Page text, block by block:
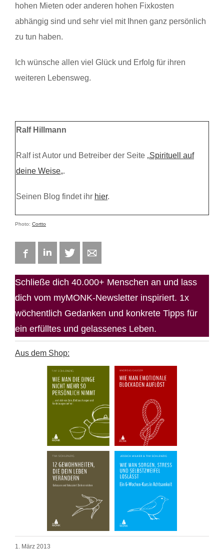
hohen Mieten oder anderen hohen Fixkosten
abhängig sind und sehr viel mit Ihnen ganz persönlich
zu tun haben.
Ich wünsche allen viel Glück und Erfolg für ihren
weiteren Lebensweg.
Ralf Hillmann
Ralf ist Autor und Betreiber der Seite „Spirituell auf
deine Weise„.
Seinen Blog findet ihr hier.
Photo: Cortto
FacebookLinkedIn Twitter
Schließe dich 40.000+ Menschen an und lass
dich vom myMONK-Newsletter inspiriert. 1x
wöchentlich Gedanken und konkrete Tipps für
ein erfülltes und gelassenes Leben.
Aus dem Shop:
1. März 2013